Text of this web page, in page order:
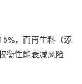
，而再生料（添
衡性能衰减风险